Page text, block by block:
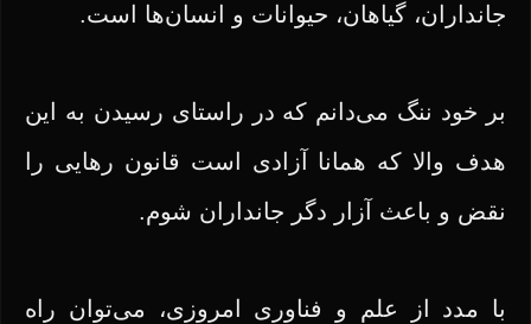
جانداران، گیاهان، حیوانات و انسان‌ها است.
بر خود ننگ می‌دانم که در راستای رسیدن به این
هدف والا که همانا آزادی است قانون رهایی را
نقض و باعث آزار دگر جانداران شوم.
با مدد از علم و فناوری امروزی، می‌توان راه